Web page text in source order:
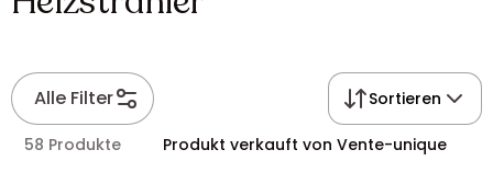
Alle Filter Sortieren
58 Produkte Produkt verkauft von Vente-unique